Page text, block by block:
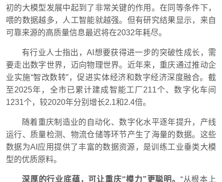
初的大模型发展中起到了非常关键的作用。在同等条件下，
喂的数据越多，人工智能就越强。但有研究结果显示，来自
可靠来源的高质量信息最迟将在2032年耗尽。
有行业人士指出，AI想要获得进一步的突破性成长，需
要走出数字世界，迈向物理世界。近年来，重庆通过推动企
业实施“智改数转”，促进实体经济和数字经济深度融合。截
至2025年，全市已累计建成智能工厂211个、数字化车间
1231个，较2020年分别增长2.1和2.4倍。
随着重庆制造业的自动化、数字化水平逐年提升，产线
运行、质量检测、物流仓储等环节产生了海量的数据。这些
数据为AI应用提供了丰富的数据资源，是训练工业垂类大模
型的优质原料。
深厚的行业底蕴，可让重庆“模力”更聪明。 “从根本上